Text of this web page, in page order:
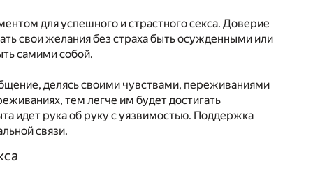
для успешного и страстного секса. Доверие
свои желания без страха быть осужденными или
самими собой.
делясь своими чувствами, переживаниями
тем легче им будет достигать
идет рука об руку с уязвимостью. Поддержка
связи.